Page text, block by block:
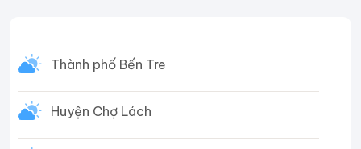
Thành phố Bến Tre
Huyện Chợ Lách